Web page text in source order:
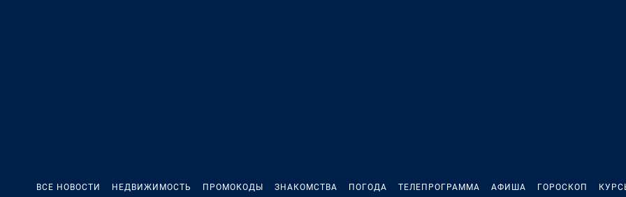
ВСЕ НОВОСТИ НЕДВИЖИМОСТЬ ПРОМОКОДЫ ЗНАКОМСТВА ПОГОДА ТЕЛЕПРОГРАММА АФИША ГОРОСКОП